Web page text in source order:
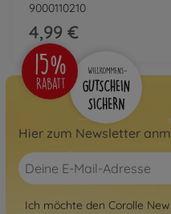
9000110210
4,99 €
Hier zum Newsletter
Ich möchte den Corolle